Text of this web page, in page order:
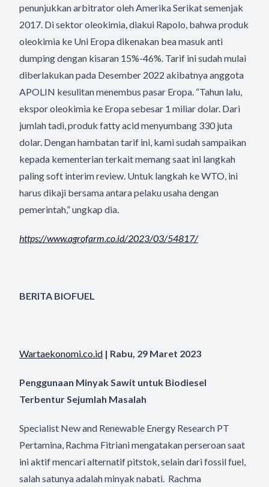
penunjukkan arbitrator oleh Amerika Serikat semenjak
2017. Di sektor oleokimia, diakui Rapolo, bahwa produk
oleokimia ke Uni Eropa dikenakan bea masuk anti
dumping dengan kisaran 15%-46%. Tarif ini sudah mulai
diberlakukan pada Desember 2022 akibatnya anggota
APOLIN kesulitan menembus pasar Eropa. “Tahun lalu,
ekspor oleokimia ke Eropa sebesar 1 miliar dolar. Dari
jumlah tadi, produk fatty acid menyumbang 330 juta
dolar. Dengan hambatan tarif ini, kami sudah sampaikan
kepada kementerian terkait memang saat ini langkah
paling soft interim review. Untuk langkah ke WTO, ini
harus dikaji bersama antara pelaku usaha dengan
pemerintah,” ungkap dia.
https://www.agrofarm.co.id/2023/03/54817/
BERITA BIOFUEL
Wartaekonomi.co.id | Rabu, 29 Maret 2023
Penggunaan Minyak Sawit untuk Biodiesel
Terbentur Sejumlah Masalah
Specialist New and Renewable Energy Research PT
Pertamina, Rachma Fitriani mengatakan perseroan saat
ini aktif mencari alternatif pitstok, selain dari fossil fuel,
salah satunya adalah minyak nabati. Rachma